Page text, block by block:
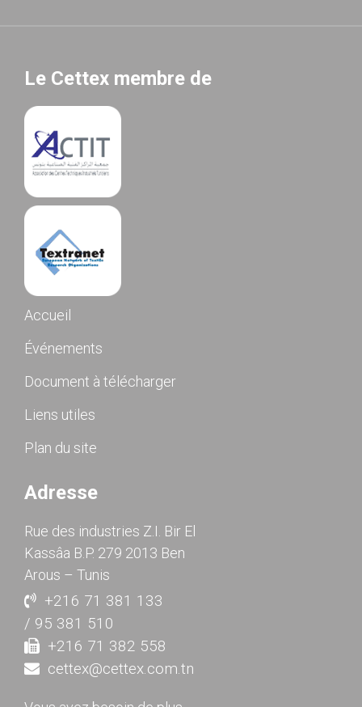
Le Cettex membre de
Accueil
Événements
Document à télécharger
Liens utiles
Plan du site
Adresse
Rue des industries Z.I. Bir El
Kassâa B.P. 279 2013 Ben
Arous – Tunis
+216 71 381 133
/ 95 381 510
+216 71 382 558
cettex@cettex.com.tn